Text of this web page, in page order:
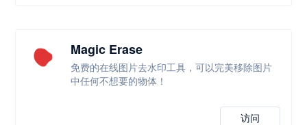
Magic Erase
免费的在线图片去水印工具，可以完美移除图片
中任何不想要的物体！
访问